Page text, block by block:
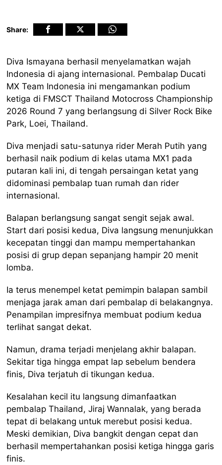
Share:
Diva Ismayana berhasil menyelamatkan wajah
Indonesia di ajang internasional. Pembalap Ducati
MX Team Indonesia ini mengamankan podium
ketiga di FMSCT Thailand Motocross Championship
2026 Round 7 yang berlangsung di Silver Rock Bike
Park, Loei, Thailand.
Diva menjadi satu-satunya rider Merah Putih yang
berhasil naik podium di kelas utama MX1 pada
putaran kali ini, di tengah persaingan ketat yang
didominasi pembalap tuan rumah dan rider
internasional.
Balapan berlangsung sangat sengit sejak awal.
Start dari posisi kedua, Diva langsung menunjukkan
kecepatan tinggi dan mampu mempertahankan
posisi di grup depan sepanjang hampir 20 menit
lomba.
Ia terus menempel ketat pemimpin balapan sambil
menjaga jarak aman dari pembalap di belakangnya.
Penampilan impresifnya membuat podium kedua
terlihat sangat dekat.
Namun, drama terjadi menjelang akhir balapan.
Sekitar tiga hingga empat lap sebelum bendera
finis, Diva terjatuh di tikungan kedua.
Kesalahan kecil itu langsung dimanfaatkan
pembalap Thailand, Jiraj Wannalak, yang berada
tepat di belakang untuk merebut posisi kedua.
Meski demikian, Diva bangkit dengan cepat dan
berhasil mempertahankan posisi ketiga hingga garis
finis.